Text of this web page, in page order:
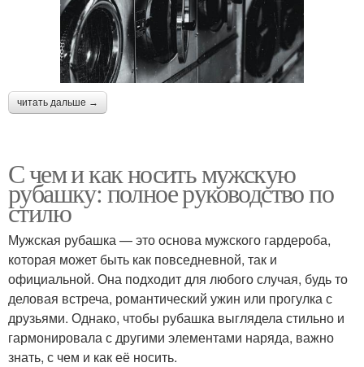
читать дальше →
С чем и как носить мужскую
рубашку: полное руководство по
стилю
Мужская рубашка — это основа мужского гардероба,
которая может быть как повседневной, так и
официальной. Она подходит для любого случая, будь то
деловая встреча, романтический ужин или прогулка с
друзьями. Однако, чтобы рубашка выглядела стильно и
гармонировала с другими элементами наряда, важно
знать, с чем и как её носить.